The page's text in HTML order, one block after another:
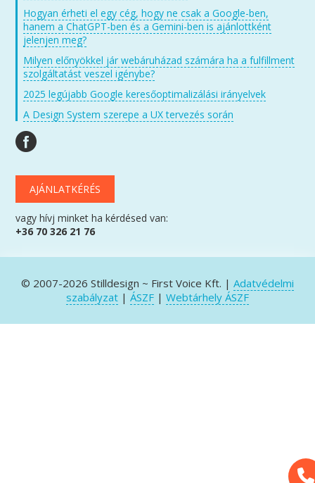
Hogyan érheti el egy cég, hogy ne csak a Google-ben,
hanem a ChatGPT-ben és a Gemini-ben is ajánlottként
jelenjen meg?
Milyen előnyökkel jár webáruházad számára ha a fulfillment
szolgáltatást veszel igénybe?
2025 legújabb Google keresőoptimalizálási irányelvek
A Design System szerepe a UX tervezés során
AJÁNLATKÉRÉS
vagy hívj minket ha kérdésed van:
+36 70 326 21 76
© 2007-2026 Stilldesign ~ First Voice Kft. | Adatvédelmi
szabályzat | ÁSZF | Webtárhely ÁSZF